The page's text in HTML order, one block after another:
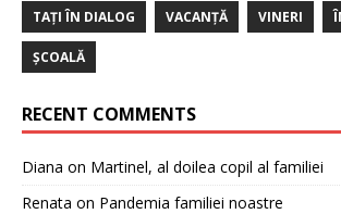
TAȚI ÎN DIALOG VACANȚĂ VINERI
ȘCOALĂ
RECENT COMMENTS
Diana on Martinel, al doilea copil al familiei
Renata on Pandemia familiei noastre